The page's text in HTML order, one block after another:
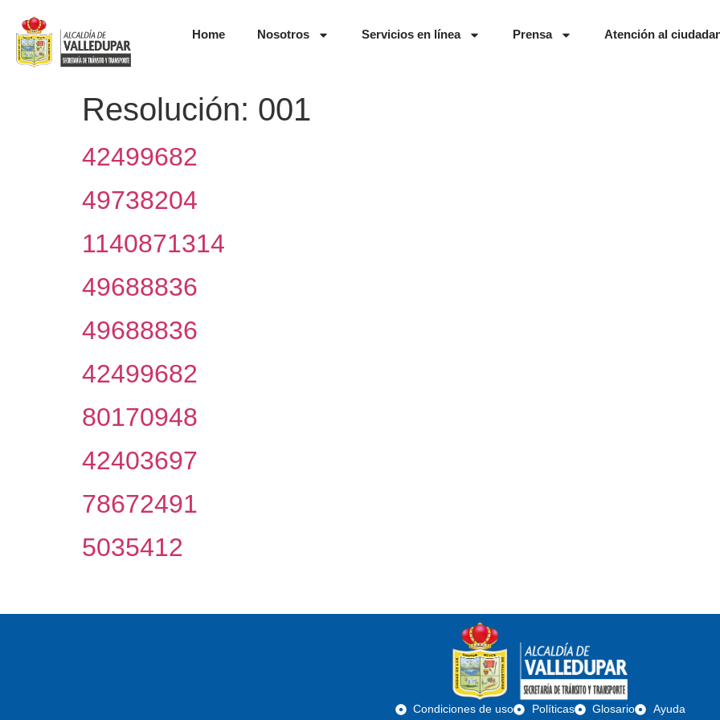
Home Nosotros Servicios en línea Prensa Atención al
Resolución: 001
42499682
49738204
1140871314
49688836
49688836
42499682
80170948
42403697
78672491
5035412
Condiciones de uso Políticas Glosario Ayuda